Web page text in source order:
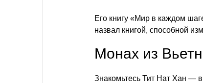
Его книгу «Мир в каждом
назвал книгой, способной
Монах из
Знакомьтесь Тит Нат Хан —